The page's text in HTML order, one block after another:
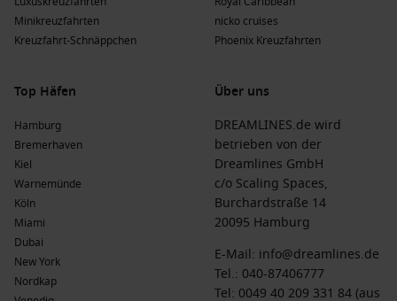
Minikreuzfahrten
Kreuzfahrt-Schnäppchen
nicko cruises
Phoenix Kreuzfahrten
Top Häfen
Hamburg
Bremerhaven
Kiel
Warnemünde
Köln
Miami
Dubai
New York
Nordkap
Über uns
DREAMLINES.de wird
betrieben von der
Dreamlines GmbH
c/o Scaling Spaces,
Burchardstraße 14
20095 Hamburg
E-Mail: info@dreamlines.de
Tel.: 040-87406777
Tel: 0049 40 209 331 84 (aus